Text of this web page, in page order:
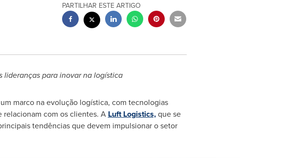
PARTILHAR ESTE ARTIGO
para inovar na logística
marco na evolução logística, com tecnologias
relacionam com os clientes. A Luft Logistics,que se
tendências que devem impulsionar o setor